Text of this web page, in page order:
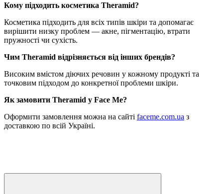
Кому підходить косметика Theramid?
Косметика підходить для всіх типів шкіри та допомагає
вирішити низку проблем — акне, пігментацію, втрати
пружності чи сухість.
Чим Theramid відрізняється від інших брендів?
Високим вмістом діючих речовин у кожному продукті та
точковим підходом до конкретної проблеми шкіри.
Як замовити Theramid у Face Me?
Оформити замовлення можна на сайті faceme.com.ua з
доставкою по всій Україні.